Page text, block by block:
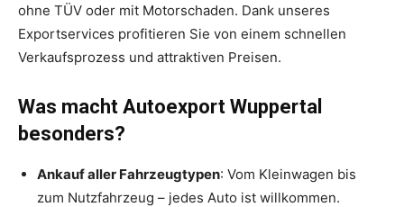
ohne TÜV oder mit Motorschaden. Dank unseres
Exportservices profitieren Sie von einem schnellen
Verkaufsprozess und attraktiven Preisen.
Was macht Autoexport Wuppertal
besonders?
Ankauf aller Fahrzeugtypen: Vom Kleinwagen bis
zum Nutzfahrzeug – jedes Auto ist willkommen.